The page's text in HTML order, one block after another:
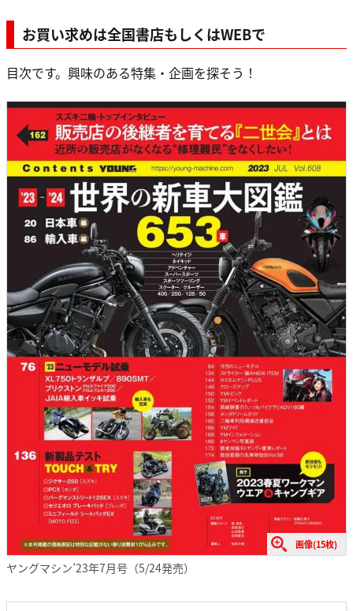
お買い求めは全国書店もしくはWEBで
目次です。興味のある特集・企画を探そう！
画像(15枚)
ヤングマシン’23年7月号（5/24発売）